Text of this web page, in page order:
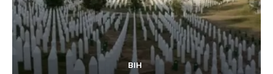
BIH